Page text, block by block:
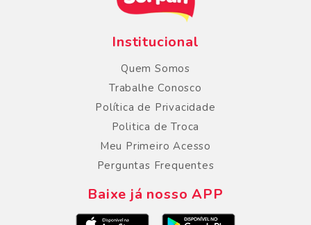
Institucional
Quem Somos
Trabalhe Conosco
Política de Privacidade
Politica de Troca
Meu Primeiro Acesso
Perguntas Frequentes
Baixe já nosso APP